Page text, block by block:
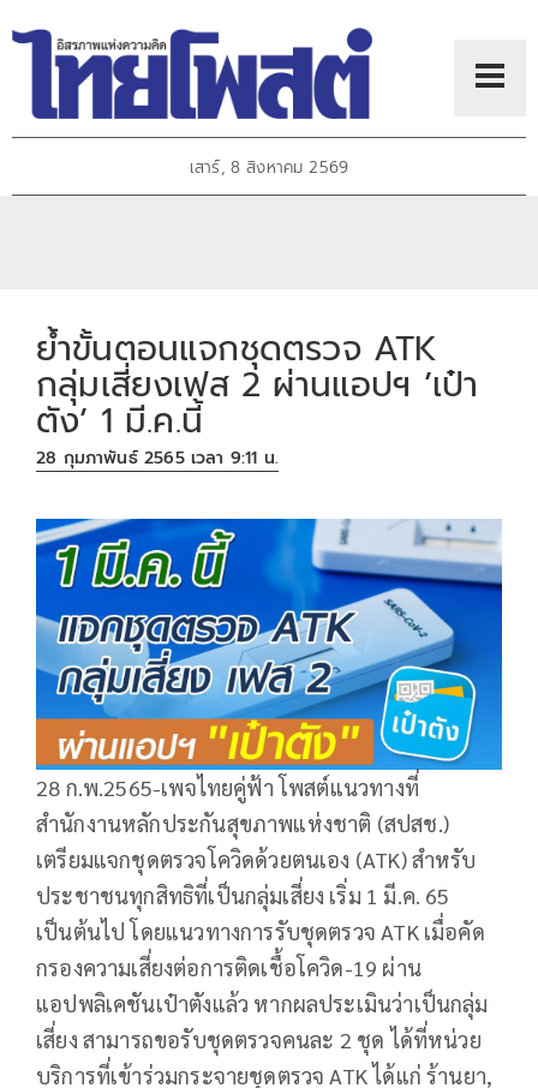
เสาร์, 8 สิงหาคม 2569
ย้ำขั้นตอนแจกชุดตรวจ ATK
กลุ่มเสี่ยงเฟส 2 ผ่านแอปฯ ’เป๋า
ตัง’ 1 มี.ค.นี้
28 กุมภาพันธ์ 2565 เวลา 9:11 น.
28 ก.พ.2565-เพจไทยคู่ฟ้า โพสต์แนวทางที่
สำนักงานหลักประกันสุขภาพแห่งชาติ (สปสช.)
เตรียมแจกชุดตรวจโควิดด้วยตนเอง (ATK) สำหรับ
ประชาชนทุกสิทธิที่เป็นกลุ่มเสี่ยง เริ่ม 1 มี.ค. 65
เป็นต้นไป โดยแนวทางการรับชุดตรวจ ATK เมื่อคัด
กรองความเสี่ยงต่อการติดเชื้อโควิด-19 ผ่าน
แอปพลิเคชันเป๋าตังแล้ว หากผลประเมินว่าเป็นกลุ่ม
เสี่ยง สามารถขอรับชุดตรวจคนละ 2 ชุด ได้ที่หน่วย
บริการที่เข้าร่วมกระจายชุดตรวจ ATK ได้แก่ ร้านยา,